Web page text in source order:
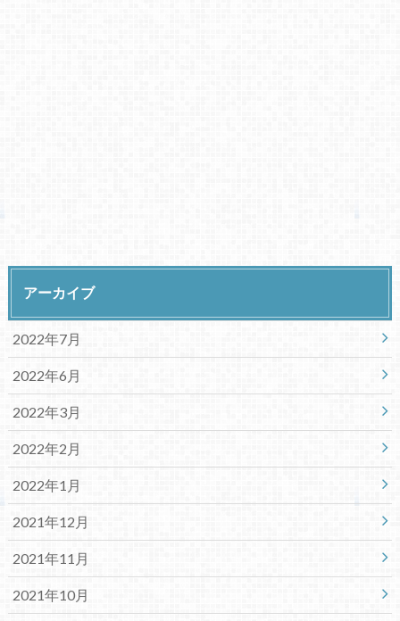
アーカイブ
2022年7月
2022年6月
2022年3月
2022年2月
2022年1月
2021年12月
2021年11月
2021年10月